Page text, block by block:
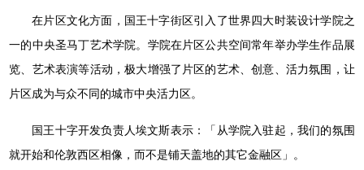
在片区文化方面，国王十字街区引入了世界四大时装设计学院之
一的中央圣马丁艺术学院。学院在片区公共空间常年举办学生作品展
览、艺术表演等活动，极大增强了片区的艺术、创意、活力氛围，让
片区成为与众不同的城市中央活力区。
国王十字开发负责人埃文斯表示：「从学院入驻起，我们的氛围
就开始和伦敦西区相像，而不是铺天盖地的其它金融区」。